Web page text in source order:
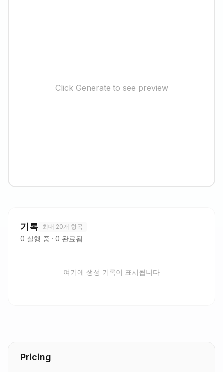
Click Generate to see preview
기록 최대 20개 항목
0 실행 중 · 0 완료됨
여기에 생성 기록이 표시됩니다
Pricing